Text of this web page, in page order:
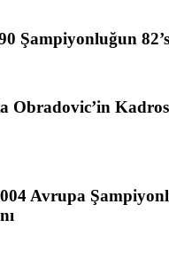
Şampiyonluğun
Obradovic’in
Avrupa